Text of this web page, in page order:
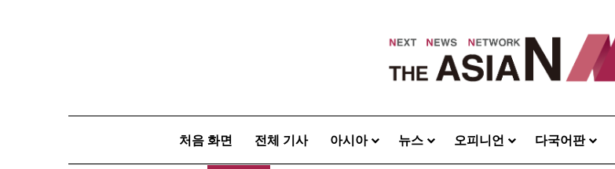
처음 화면 전체 기사 아시아 뉴스 오피니언 다국어판